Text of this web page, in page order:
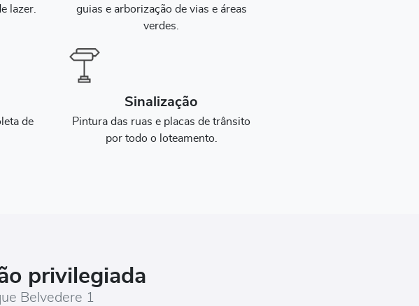
lazer.
guias e arborização de vias e áreas
verdes.
de
Sinalização
Pintura das ruas e placas de trânsito
por todo o loteamento.
privilegiada
Belvedere 1